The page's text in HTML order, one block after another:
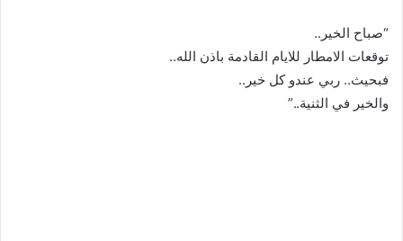
“صباح الخير..
توقعات الامطار للايام القادمة باذن الله..
فبحيث.. ربي عندو كل خير..
والخير في الثنية..”